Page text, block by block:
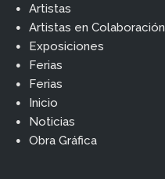
Artistas
Artistas en Colaboración
Exposiciones
Ferias
Ferias
Inicio
Noticias
Obra Gráfica